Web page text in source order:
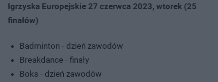
Igrzyska Europejskie 27 czerwca 2023, wtorek (25
finałów)
Badminton - dzień zawodów
Breakdance - finały
Boks - dzień zawodów